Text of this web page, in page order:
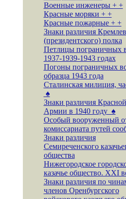
Военные инженеры + +
Красные моряки + +
Красные пожарные + +
Знаки различия
(президентского) полка
Петлицы пограничных
1937-1939-1943 годах
Погоны пограничных
образца 1943 года
Сталинская милиция,
♠
Знаки различия Красной
Армии в 1940 году ♠
Особый вооруженный
комиссариата путей
Знаки различия
Семиреченского
общества
Нижегородское
казачье общество. XXI
Знаки различия по
членов Оренбургского